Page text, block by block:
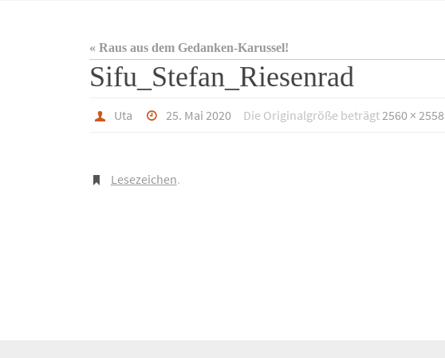
« Raus aus dem Gedanken-Karussel!
Sifu_Stefan_Riesenrad
Uta 25. Mai 2020 Die Originalgröße beträgt2560 × 2558
Lesezeichen.